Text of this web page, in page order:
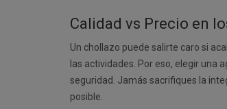
Calidad vs Precio en
Un chollazo puede salirte caro si
las actividades. Por eso, elegir una
seguridad. Jamás sacrifiques la
posible.